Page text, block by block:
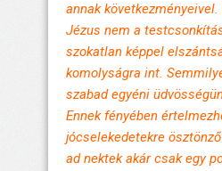
annak
Jézus nem a
szokatlan képpel
komolyságra int.
szabad egyéni
Ennek fényében
jócselekedetekre
ad nektek akár csak egy